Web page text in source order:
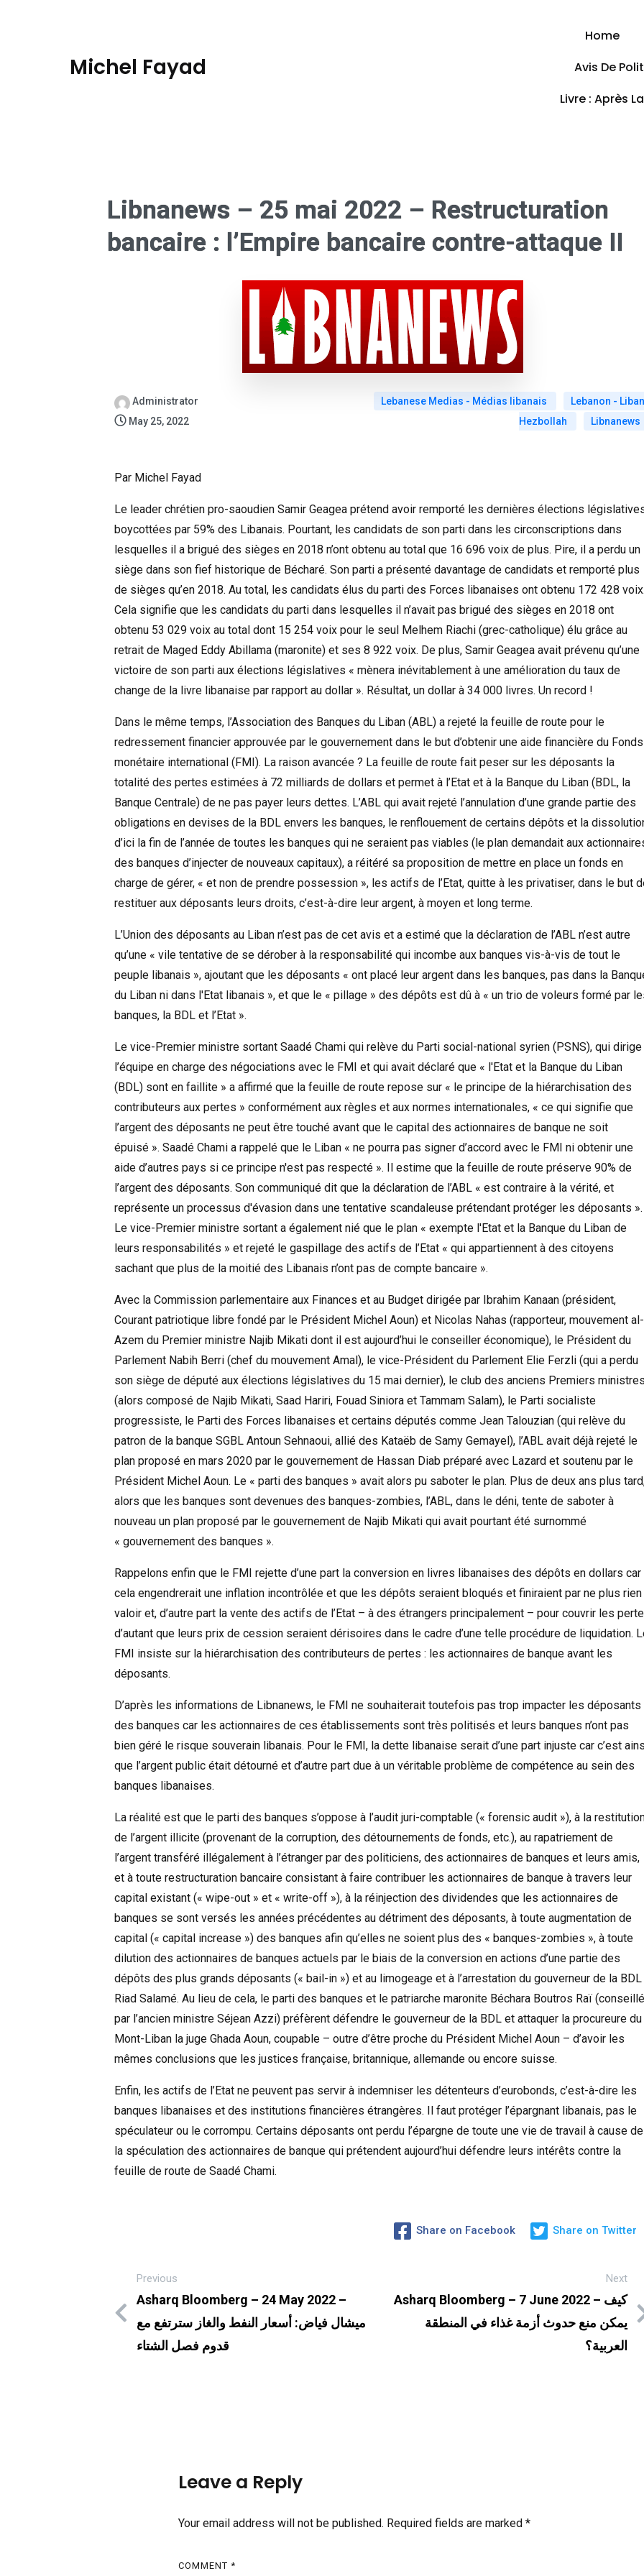
Michel Fayad
Home
Avis De
Livre : Après
Libnanews – 25 mai 2022 – Restructuration
bancaire : l’Empire bancaire contre-attaque II
Administrator
May 25, 2022
Lebanese Medias - Médias libanais
Lebanon -
Hezbollah
Libnanews
Par Michel Fayad
Le leader chrétien pro-saoudien Samir Geagea prétend avoir remporté les dernières élections
boycottées par 59% des Libanais. Pourtant, les candidats de son parti dans les circonscriptions dans
lesquelles il a brigué des sièges en 2018 n’ont obtenu au total que 16 696 voix de plus. Pire, il a perdu un
siège dans son fief historique de Bécharé. Son parti a présenté davantage de candidats et remporté plus
de sièges qu’en 2018. Au total, les candidats élus du parti des Forces libanaises ont obtenu 172 428
Cela signifie que les candidats du parti dans lesquelles il n’avait pas brigué des sièges en 2018 ont
obtenu 53 029 voix au total dont 15 254 voix pour le seul Melhem Riachi (grec-catholique) élu grâce au
retrait de Maged Eddy Abillama (maronite) et ses 8 922 voix. De plus, Samir Geagea avait prévenu qu’une
victoire de son parti aux élections législatives « mènera inévitablement à une amélioration du taux de
change de la livre libanaise par rapport au dollar ». Résultat, un dollar à 34 000 livres. Un record !
Dans le même temps, l’Association des Banques du Liban (ABL) a rejeté la feuille de route pour le
redressement financier approuvée par le gouvernement dans le but d’obtenir une aide financière du Fonds
monétaire international (FMI). La raison avancée ? La feuille de route fait peser sur les déposants la
totalité des pertes estimées à 72 milliards de dollars et permet à l’Etat et à la Banque du Liban (BDL, la
Banque Centrale) de ne pas payer leurs dettes. L’ABL qui avait rejeté l’annulation d’une grande partie des
obligations en devises de la BDL envers les banques, le renflouement de certains dépôts et la
d’ici la fin de l’année de toutes les banques qui ne seraient pas viables (le plan demandait aux
des banques d’injecter de nouveaux capitaux), a réitéré sa proposition de mettre en place un fonds en
charge de gérer, « et non de prendre possession », les actifs de l’Etat, quitte à les privatiser, dans le but
restituer aux déposants leurs droits, c’est-à-dire leur argent, à moyen et long terme.
L’Union des déposants au Liban n’est pas de cet avis et a estimé que la déclaration de l’ABL n’est autre
qu’une « vile tentative de se dérober à la responsabilité qui incombe aux banques vis-à-vis de tout le
peuple libanais », ajoutant que les déposants « ont placé leur argent dans les banques, pas dans la
du Liban ni dans l'Etat libanais », et que le « pillage » des dépôts est dû à « un trio de voleurs formé par
banques, la BDL et l’Etat ».
Le vice-Premier ministre sortant Saadé Chami qui relève du Parti social-national syrien (PSNS), qui dirige
l’équipe en charge des négociations avec le FMI et qui avait déclaré que « l'Etat et la Banque du Liban
(BDL) sont en faillite » a affirmé que la feuille de route repose sur « le principe de la hiérarchisation des
contributeurs aux pertes » conformément aux règles et aux normes internationales, « ce qui signifie que
l’argent des déposants ne peut être touché avant que le capital des actionnaires de banque ne soit
épuisé ». Saadé Chami a rappelé que le Liban « ne pourra pas signer d’accord avec le FMI ni obtenir une
aide d’autres pays si ce principe n'est pas respecté ». Il estime que la feuille de route préserve 90% de
l’argent des déposants. Son communiqué dit que la déclaration de l’ABL « est contraire à la vérité, et
représente un processus d'évasion dans une tentative scandaleuse prétendant protéger les déposants ».
Le vice-Premier ministre sortant a également nié que le plan « exempte l'Etat et la Banque du Liban de
leurs responsabilités » et rejeté le gaspillage des actifs de l’Etat « qui appartiennent à des citoyens
sachant que plus de la moitié des Libanais n’ont pas de compte bancaire ».
Avec la Commission parlementaire aux Finances et au Budget dirigée par Ibrahim Kanaan (président,
Courant patriotique libre fondé par le Président Michel Aoun) et Nicolas Nahas (rapporteur, mouvement al-
Azem du Premier ministre Najib Mikati dont il est aujourd’hui le conseiller économique), le Président du
Parlement Nabih Berri (chef du mouvement Amal), le vice-Président du Parlement Elie Ferzli (qui a perdu
son siège de député aux élections législatives du 15 mai dernier), le club des anciens Premiers
(alors composé de Najib Mikati, Saad Hariri, Fouad Siniora et Tammam Salam), le Parti socialiste
progressiste, le Parti des Forces libanaises et certains députés comme Jean Talouzian (qui relève du
patron de la banque SGBL Antoun Sehnaoui, allié des Kataëb de Samy Gemayel), l’ABL avait déjà rejeté le
plan proposé en mars 2020 par le gouvernement de Hassan Diab préparé avec Lazard et soutenu par le
Président Michel Aoun. Le « parti des banques » avait alors pu saboter le plan. Plus de deux ans plus
alors que les banques sont devenues des banques-zombies, l’ABL, dans le déni, tente de saboter à
nouveau un plan proposé par le gouvernement de Najib Mikati qui avait pourtant été surnommé
« gouvernement des banques ».
Rappelons enfin que le FMI rejette d’une part la conversion en livres libanaises des dépôts en dollars car
cela engendrerait une inflation incontrôlée et que les dépôts seraient bloqués et finiraient par ne plus rien
valoir et, d’autre part la vente des actifs de l’Etat – à des étrangers principalement – pour couvrir les
d’autant que leurs prix de cession seraient dérisoires dans le cadre d’une telle procédure de liquidation.
FMI insiste sur la hiérarchisation des contributeurs de pertes : les actionnaires de banque avant les
déposants.
D’après les informations de Libnanews, le FMI ne souhaiterait toutefois pas trop impacter les déposants
des banques car les actionnaires de ces établissements sont très politisés et leurs banques n’ont pas
bien géré le risque souverain libanais. Pour le FMI, la dette libanaise serait d’une part injuste car c’est
que l’argent public était détourné et d’autre part due à un véritable problème de compétence au sein des
banques libanaises.
La réalité est que le parti des banques s’oppose à l’audit juri-comptable (« forensic audit »), à la
de l’argent illicite (provenant de la corruption, des détournements de fonds, etc.), au rapatriement de
l’argent transféré illégalement à l’étranger par des politiciens, des actionnaires de banques et leurs amis,
et à toute restructuration bancaire consistant à faire contribuer les actionnaires de banque à travers leur
capital existant (« wipe-out » et « write-off »), à la réinjection des dividendes que les actionnaires de
banques se sont versés les années précédentes au détriment des déposants, à toute augmentation de
capital (« capital increase ») des banques afin qu’elles ne soient plus des « banques-zombies », à toute
dilution des actionnaires de banques actuels par le biais de la conversion en actions d’une partie des
dépôts des plus grands déposants (« bail-in ») et au limogeage et à l’arrestation du gouverneur de la BDL
Riad Salamé. Au lieu de cela, le parti des banques et le patriarche maronite Béchara Boutros Raï
par l’ancien ministre Séjean Azzi) préfèrent défendre le gouverneur de la BDL et attaquer la procureure du
Mont-Liban la juge Ghada Aoun, coupable – outre d’être proche du Président Michel Aoun – d’avoir les
mêmes conclusions que les justices française, britannique, allemande ou encore suisse.
Enfin, les actifs de l’Etat ne peuvent pas servir à indemniser les détenteurs d’eurobonds, c’est-à-dire les
banques libanaises et des institutions financières étrangères. Il faut protéger l’épargnant libanais, pas le
spéculateur ou le corrompu. Certains déposants ont perdu l’épargne de toute une vie de travail à cause de
la spéculation des actionnaires de banque qui prétendent aujourd’hui défendre leurs intérêts contre la
feuille de route de Saadé Chami.
Share on Facebook Share on Twitter
Previous
Asharq Bloomberg – 24 May 2022 –
ميشال فياض: أسعار النفط والغاز سترتفع مع
قدوم فصل الشتاء
Next
Asharq Bloomberg – 7 June 2022 – كيف
يمكن منع حدوث أزمة غذاء في المنطقة
العربية؟
Leave a Reply
Your email address will not be published. Required fields are marked*
COMMENT*